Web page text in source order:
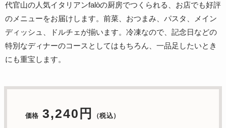
代官山の人気イタリアンfalòの厨房でつくられる、お店でも好評
のメニューをお届けします。前菜、おつまみ、パスタ、メイン
ディッシュ、ドルチェが揃います。冷凍なので、記念日などの
特別なディナーのコースとしてはもちろん、一品足したいとき
にも重宝します。
価格 3,240円 （税込）